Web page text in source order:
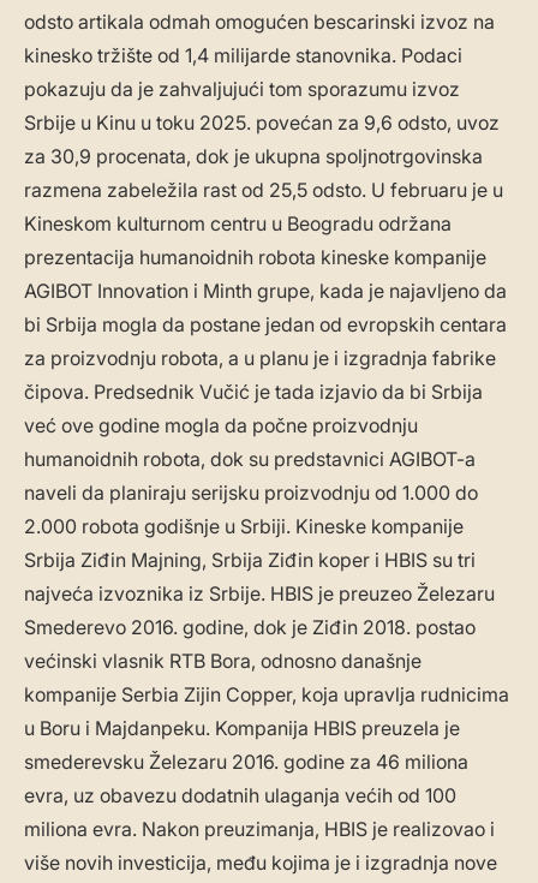
odsto artikala odmah omogućen bescarinski izvoz na
kinesko tržište od 1,4 milijarde stanovnika. Podaci
pokazuju da je zahvaljujući tom sporazumu izvoz
Srbije u Kinu u toku 2025. povećan za 9,6 odsto, uvoz
za 30,9 procenata, dok je ukupna spoljnotrgovinska
razmena zabeležila rast od 25,5 odsto. U februaru je u
Kineskom kulturnom centru u Beogradu održana
prezentacija humanoidnih robota kineske kompanije
AGIBOT Innovation i Minth grupe, kada je najavljeno da
bi Srbija mogla da postane jedan od evropskih centara
za proizvodnju robota, a u planu je i izgradnja fabrike
čipova. Predsednik Vučić je tada izjavio da bi Srbija
već ove godine mogla da počne proizvodnju
humanoidnih robota, dok su predstavnici AGIBOT-a
naveli da planiraju serijsku proizvodnju od 1.000 do
2.000 robota godišnje u Srbiji. Kineske kompanije
Srbija Ziđin Majning, Srbija Ziđin koper i HBIS su tri
najveća izvoznika iz Srbije. HBIS je preuzeo Železaru
Smederevo 2016. godine, dok je Ziđin 2018. postao
većinski vlasnik RTB Bora, odnosno današnje
kompanije Serbia Zijin Copper, koja upravlja rudnicima
u Boru i Majdanpeku. Kompanija HBIS preuzela je
smederevsku Železaru 2016. godine za 46 miliona
evra, uz obavezu dodatnih ulaganja većih od 100
miliona evra. Nakon preuzimanja, HBIS je realizovao i
više novih investicija, među kojima je i izgradnja nove